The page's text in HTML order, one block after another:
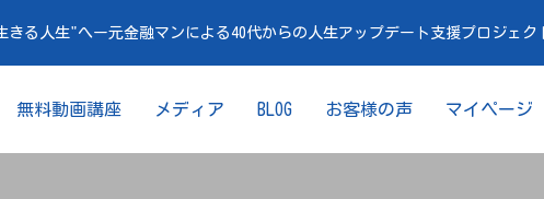
る人生"へー元金融マンによる40代からの人生アップデート支援プロジェク
無料動画講座 メディア BLOG お客様の声 マイページ